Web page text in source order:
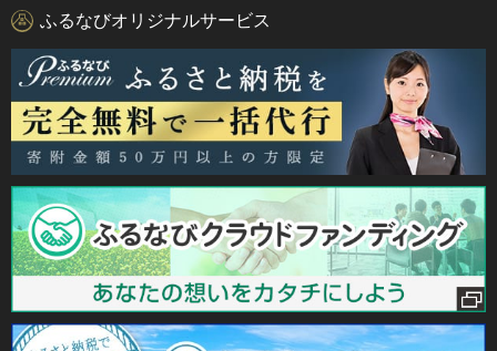
ふるなびオリジナルサービス